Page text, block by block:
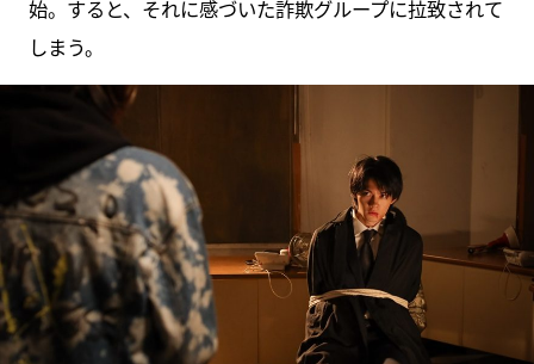
始。すると、それに感づいた詐欺グループに拉致されて
しまう。